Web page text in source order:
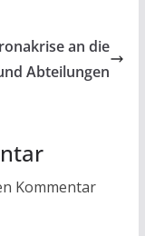
an die
Abteilungen
Kommentar